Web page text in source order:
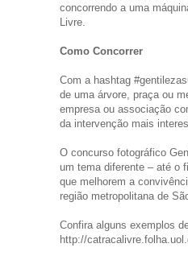
concorrendo a uma
Livre.
Como Concorrer
Com a hashtag
de uma árvore, praça ou
empresa ou associação
da intervenção mais
O concurso fotográfico
um tema diferente – até o
que melhorem a
região metropolitana de
Confira alguns exemplos
http://